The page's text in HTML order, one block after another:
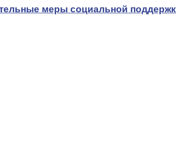
меры социальной